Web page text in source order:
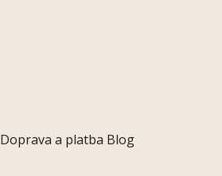
Doprava a platba Blog